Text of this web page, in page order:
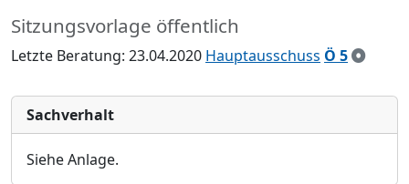
Sitzungsvorlage öffentlich
Letzte Beratung: 23.04.2020 Hauptausschuss Ö 5
Sachverhalt
Siehe Anlage.